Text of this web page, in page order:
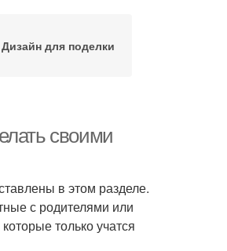
Дизайн для поделки
своими
в этом разделе.
с родителями или
только учатся